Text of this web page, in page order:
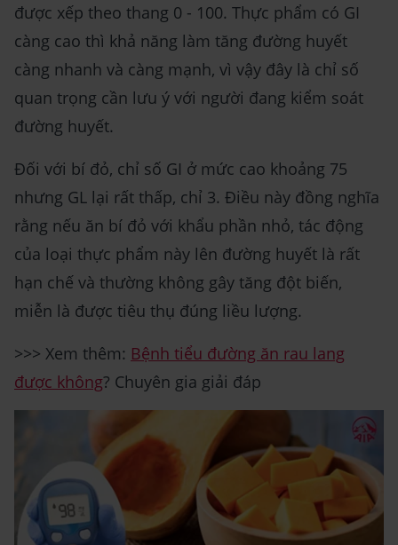
được xếp theo thang 0 - 100. Thực phẩm có GI
càng cao thì khả năng làm tăng đường huyết
càng nhanh và càng mạnh, vì vậy đây là chỉ số
quan trọng cần lưu ý với người đang kiểm soát
đường huyết.
Đối với bí đỏ, chỉ số GI ở mức cao khoảng 75
nhưng GL lại rất thấp, chỉ 3. Điều này đồng nghĩa
rằng nếu ăn bí đỏ với khẩu phần nhỏ, tác động
của loại thực phẩm này lên đường huyết là rất
hạn chế và thường không gây tăng đột biến,
miễn là được tiêu thụ đúng liều lượng.
>>> Xem thêm: Bệnh tiểu đường ăn rau lang
được không? Chuyên gia giải đáp